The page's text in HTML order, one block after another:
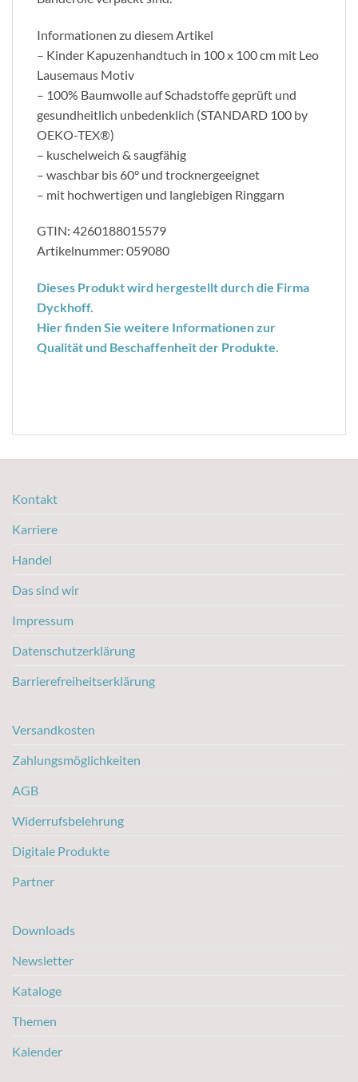
Informationen zu diesem Artikel
– Kinder Kapuzenhandtuch in 100 x 100 cm mit Leo
Lausemaus Motiv
– 100% Baumwolle auf Schadstoffe geprüft und
gesundheitlich unbedenklich (STANDARD 100 by
OEKO-TEX®)
– kuschelweich & saugfähig
– waschbar bis 60° und trocknergeeignet
– mit hochwertigen und langlebigen Ringgarn
GTIN: 4260188015579
Artikelnummer: 059080
Dieses Produkt wird hergestellt durch die Firma
Dyckhoff.
Hier finden Sie weitere Informationen zur
Qualität und Beschaffenheit der Produkte.
Kontakt
Karriere
Handel
Das sind wir
Impressum
Datenschutzerklärung
Barrierefreiheitserklärung
Versandkosten
Zahlungsmöglichkeiten
AGB
Widerrufsbelehrung
Digitale Produkte
Partner
Downloads
Newsletter
Kataloge
Themen
Kalender